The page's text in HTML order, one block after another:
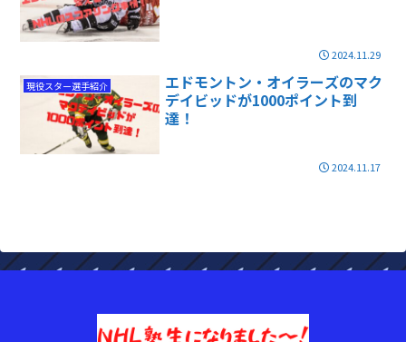
2024.11.29
現役スター選手紹介
エドモントン・オイラーズのマク
デイビッドが1000ポイント到
達！
2024.11.17